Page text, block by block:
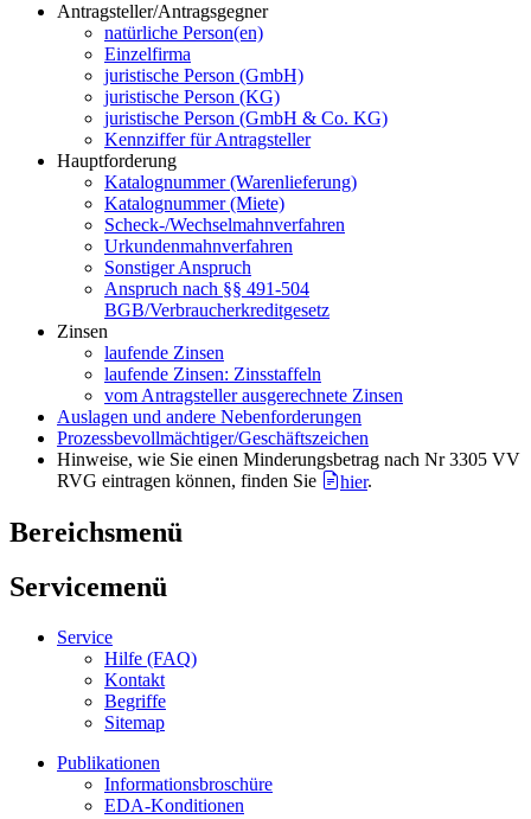
Antragsteller/Antragsgegner
natürliche Person(en)
Einzelfirma
juristische Person (GmbH)
juristische Person (KG)
juristische Person (GmbH & Co. KG)
Kennziffer für Antragsteller
Hauptforderung
Katalognummer (Warenlieferung)
Katalognummer (Miete)
Scheck-/Wechselmahnverfahren
Urkundenmahnverfahren
Sonstiger Anspruch
Anspruch nach §§ 491-504
BGB/Verbraucherkreditgesetz
Zinsen
laufende Zinsen
laufende Zinsen: Zinsstaffeln
vom Antragsteller ausgerechnete Zinsen
Auslagen und andere Nebenforderungen
Prozessbevollmächtiger/Geschäftszeichen
Hinweise, wie Sie einen Minderungsbetrag nach Nr 3305 VV
RVG eintragen können, finden Sie
hier.
Bereichsmenü
Servicemenü
Service
Hilfe (FAQ)
Kontakt
Begriffe
Sitemap
Publikationen
Informationsbroschüre
EDA-Konditionen